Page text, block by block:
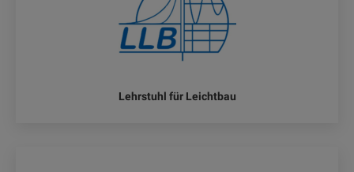
Lehrstuhl für Leichtbau